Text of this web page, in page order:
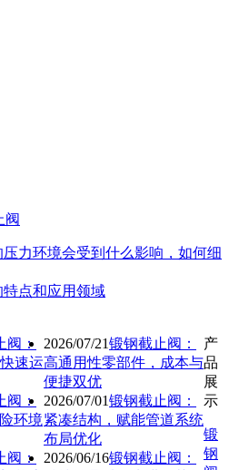
阀
力环境会受到什么影响，如何细
点和应用领域
阀：
速运
2026/07/21锻钢截止阀：
高通用性零部件，成本与
便捷双优
阀：
环境
2026/07/01锻钢截止阀：
紧凑结构，赋能管道系统
布局优化
阀：
2026/06/16锻钢截止阀：
产
品
展
示
锻
钢